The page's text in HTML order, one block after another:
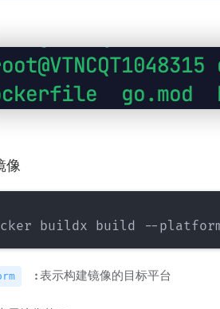
像
:表示构建镜像的目标平台